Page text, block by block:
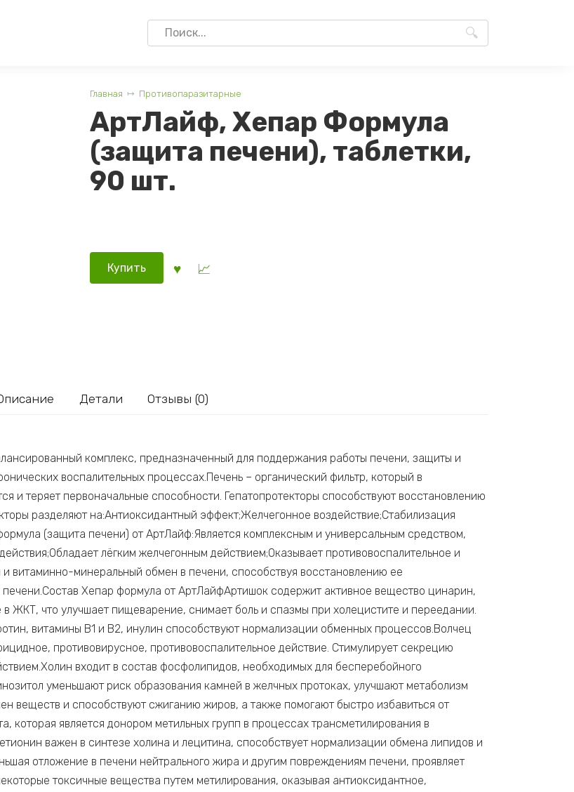
Search
for:
Главная Противопаразитарные
АртЛайф, Хепар Формула
(защита печени), таблетки,
90 шт.
Купить
Детали Отзывы (0)
комплекс, предназначенный для поддержания работы печени, защиты и
воспалительных процессах.Печень – органический фильтр, который в
и теряет первоначальные способности. Гепатопротекторы способствуют восстановлению
разделяют на:Антиоксидантный эффект;Желчегонное воздействие;Стабилизация
(защита печени) от АртЛайф:Является комплексным и универсальным средством,
лёгким желчегонным действием;Оказывает противовоспалительное и
витаминно-минеральный обмен в печени, способствуя восстановлению ее
Хепар формула от АртЛайфАртишок содержит активное вещество цинарин,
ЖКТ, что улучшает пищеварение, снимает боль и спазмы при холецистите и переедании.
витамины В1 и В2, инулин способствуют нормализации обменных процессов.Волчец
противовирусное, противовоспалительное действие. Стимулирует секрецию
входит в состав фосфолипидов, необходимых для бесперебойного
уменьшают риск образования камней в желчных протоках, улучшают метаболизм
веществ и способствуют сжиганию жиров, а также помогают быстро избавиться от
является донором метильных групп в процессах трансметилирования в
важен в синтезе холина и лецитина, способствует нормализации обмена липидов и
отложение в печени нейтрального жира и другим повреждениям печени, проявляет
токсичные вещества путем метилирования, оказывая антиоксидантное,